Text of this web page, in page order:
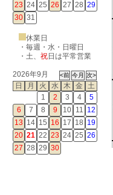
23 24 25 26 27 28 29
30 31
休業日
・毎週・水・日曜日
・ 土、 祝日は平常営業
2026年9月
日
月 火 水 木 金
土
1
2 3 4
5
6
7 8 9 10 11 12
13 14 15 16 17 18 19
20 21 22 23 24 25 26
27 28 29 30